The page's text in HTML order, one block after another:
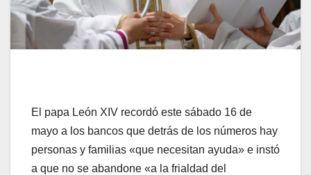
El papa León XIV recordó este sábado 16 de
mayo a los bancos que detrás de los números hay
personas y familias «que necesitan ayuda» e instó
a que no se abandone «a la frialdad del